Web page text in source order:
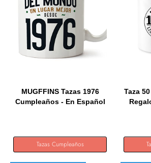
MUGFFINS Tazas 1976
Cumpleaños - En Español
Tazas Cumpleaños
Taza